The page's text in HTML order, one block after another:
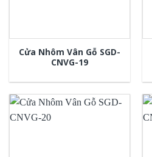
Cửa Nhôm Vân Gỗ SGD-
CNVG-19